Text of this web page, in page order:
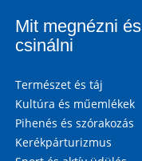
Mit megnézni és
csinálni
Természet és táj
Kultúra és műemlékek
Pihenés és szórakozás
Kerékpárturizmus